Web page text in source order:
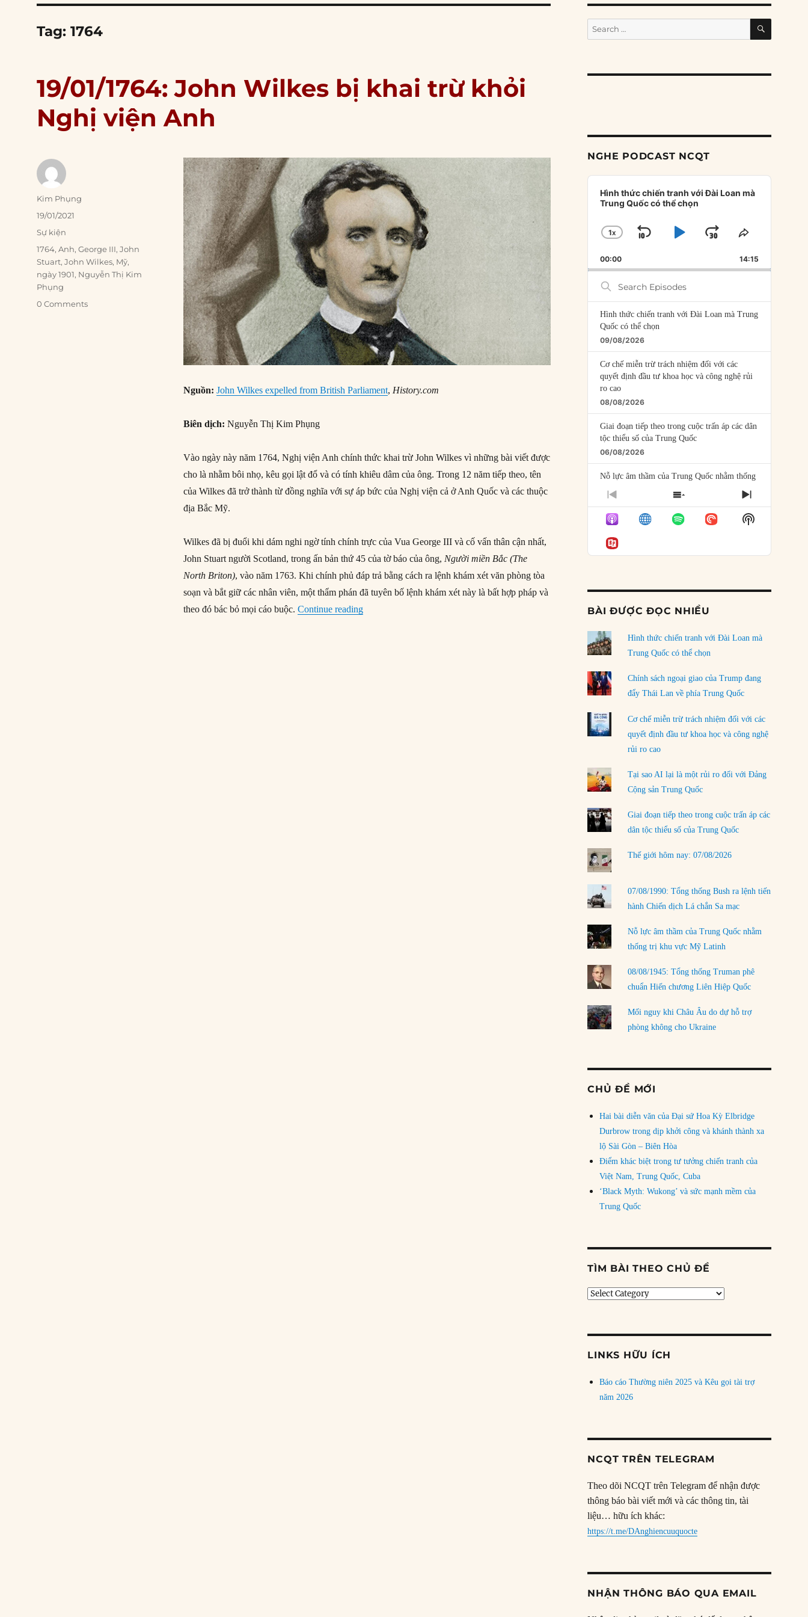
Tag:1764
19/01/1764: John Wilkes bị khai trừ khỏi
Nghị viện Anh
Nguồn:John Wilkes expelled from British Parliament, History.com
Biên dịch: Nguyễn Thị Kim Phụng
Vào ngày này năm 1764, Nghị viện Anh chính thức khai trừ John Wilkes vì những bài viết được
cho là nhằm bôi nhọ, kêu gọi lật đổ và có tính khiêu dâm của ông. Trong 12 năm tiếp theo, tên
của Wilkes đã trở thành từ đồng nghĩa với sự áp bức của Nghị viện cả ở Anh Quốc và các thuộc
địa Bắc Mỹ.
Wilkes đã bị đuổi khi dám nghi ngờ tính chính trực của Vua George III và cố vấn thân cận nhất,
John Stuart người Scotland, trong ấn bản thứ 45 của tờ báo của ông, Người miền Bắc (The
North Briton), vào năm 1763. Khi chính phủ đáp trả bằng cách ra lệnh khám xét văn phòng tòa
soạn và bắt giữ các nhân viên, một thẩm phán đã tuyên bố lệnh khám xét này là bất hợp pháp và
theo đó bác bỏ mọi cáo buộc.Continue reading“19/01/1764: John Wilkes bị khai trừ khỏi Nghị viện Anh”
Author
Kim Phụng
Posted
19/01/2021
Categories
Sự kiện
Tags
1764,Anh,George III,John
Stuart,John Wilkes, Mỹ,
ngày 1901, Nguyễn Thị Kim
Phụng
0 Comments
Search
for:
SEARCH
NGHE PODCAST NCQT
Audio
Player
Hình thức chiến tranh với Đài Loan mà
Trung Quốc có thể chọn
CHANGE
RATE
1X
SKIP
BACKWARD
PLAYJUMP
FORWARD
SHARE
EPISODE
00:00 14:15
Search
Episodes
Hình thức chiến tranh với Đài Loan mà Trung
Quốc có thể chọn
09/08/2026
Cơ chế miễn trừ trách nhiệm đối với các
quyết định đầu tư khoa học và công nghệ rủi
ro cao
08/08/2026
Giai đoạn tiếp theo trong cuộc trấn áp các dân
tộc thiểu số của Trung Quốc
06/08/2026
Nỗ lực âm thầm của Trung Quốc nhằm thống
trị khu vực Mỹ Latinh
Nợ cho kẻ mộng mơ: Vốn vay chính sách và
giới hạn của việc cho startup vay vốn
05/08/2026
của phe cánh hữu mới
Ngoại trưởng Nhật Bản?
04/08/2026
Điểm mù chiến lược của Trump tại Thái Bình
Dương
Đặt cược vào thất bại: Các quỹ đầu tư mạo
hiểm quốc gia và khía cạnh chính trị của vốn
Làm thế nào để kết thúc Chiến tranh Iran?
LOAD MORE
PREVIOUS
EPISODE
SHOW
EPISODES
LIST
NEXT
EPISODE
Show
Podcast
BÀI ĐƯỢC ĐỌC NHIỀU
Hình thức chiến tranh với Đài Loan mà
Trung Quốc có thể chọn
Chính sách ngoại giao của Trump đang
đẩy Thái Lan về phía Trung Quốc
Cơ chế miễn trừ trách nhiệm đối với các
quyết định đầu tư khoa học và công nghệ
rủi ro cao
Tại sao AI lại là một rủi ro đối với Đảng
Cộng sản Trung Quốc
Giai đoạn tiếp theo trong cuộc trấn áp các
dân tộc thiểu số của Trung Quốc
Thế giới hôm nay: 07/08/2026
07/08/1990: Tổng thống Bush ra lệnh tiến
hành Chiến dịch Lá chắn Sa mạc
Nỗ lực âm thầm của Trung Quốc nhằm
thống trị khu vực Mỹ Latinh
08/08/1945: Tổng thống Truman phê
chuẩn Hiến chương Liên Hiệp Quốc
Mối nguy khi Châu Âu do dự hỗ trợ
phòng không cho Ukraine
CHỦ ĐỀ MỚI
Hai bài diễn văn của Đại sứ Hoa Kỳ Elbridge
Durbrow trong dịp khởi công và khánh thành xa
lộ Sài Gòn – Biên Hòa
Điểm khác biệt trong tư tưởng chiến tranh của
Việt Nam, Trung Quốc, Cuba
‘Black Myth: Wukong’ và sức mạnh mềm của
Trung Quốc
TÌM BÀI THEO CHỦ ĐỀ
Tìm
LINKS HỮU ÍCH
Báo cáo Thường niên 2025 và Kêu gọi tài trợ
năm 2026
NCQT TRÊN TELEGRAM
Theo dõi NCQT trên Telegram để nhận được
thông báo bài viết mới và các thông tin, tài
liệu… hữu ích khác:
https://t.me/DAnghiencuuquocte
NHẬN THÔNG BÁO QUA EMAIL